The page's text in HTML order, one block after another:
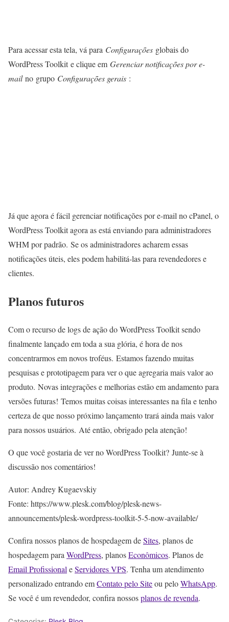
Para acessar esta tela, vá para Configurações globais do
WordPress Toolkit e clique em Gerenciar notificações por e-
mailno grupo Configurações gerais :
Já que agora é fácil gerenciar notificações por e-mail no cPanel, o
WordPress Toolkit agora as está enviando para administradores
WHM por padrão. Se os administradores acharem essas
notificações úteis, eles podem habilitá-las para revendedores e
clientes.
Planos futuros
Com o recurso de logs de ação do WordPress Toolkit sendo
finalmente lançado em toda a sua glória, é hora de nos
concentrarmos em novos troféus. Estamos fazendo muitas
pesquisas e prototipagem para ver o que agregaria mais valor ao
produto. Novas integrações e melhorias estão em andamento para
versões futuras! Temos muitas coisas interessantes na fila e tenho
certeza de que nosso próximo lançamento trará ainda mais valor
para nossos usuários. Até então, obrigado pela atenção!
O que você gostaria de ver no WordPress Toolkit? Junte-se à
discussão nos comentários!
Autor: Andrey Kugaevskiy
Fonte: https://www.plesk.com/blog/plesk-news-
announcements/plesk-wordpress-toolkit-5-5-now-available/
Confira nossos planos de hospedagem deSites, planos de
hospedagem paraWordPress, planosEconômicos. Planos de
Email ProfissionaleServidores VPS. Tenha um atendimento
personalizado entrando emContato pelo Siteou peloWhatsApp.
Se você é um revendedor, confira nossosplanos de revenda.